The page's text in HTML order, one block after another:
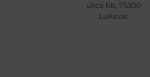
ulica bb, 75300
Lukavac